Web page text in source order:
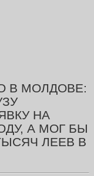
В МОЛДОВЕ:
НА
А МОГ БЫ
ЛЕЕВ В